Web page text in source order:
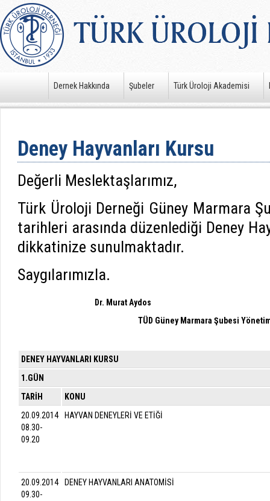
Dernek Hakkında Şubeler Türk Üroloji Akademisi
Deney Hayvanları Kursu
Değerli Meslektaşlarımız,
Türk Üroloji Derneği Güney Marmara
tarihleri arasında düzenlediği Deney
dikkatinize sunulmaktadır.
Saygılarımızla.
Dr. Murat Aydos
TÜD Güney Marmara Şubesi
DENEY HAYVANLARI KURSU
1.GÜN
TARİH
KONU
20.09.2014
08.30-
09.20
HAYVAN DENEYLERİ VE ETİĞİ
20.09.2014
09.30-
DENEY HAYVANLARI ANATOMİSİ